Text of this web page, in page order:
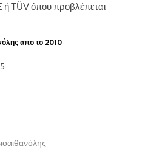
ή TÜV όπου προβλέπεται
απο το 2010